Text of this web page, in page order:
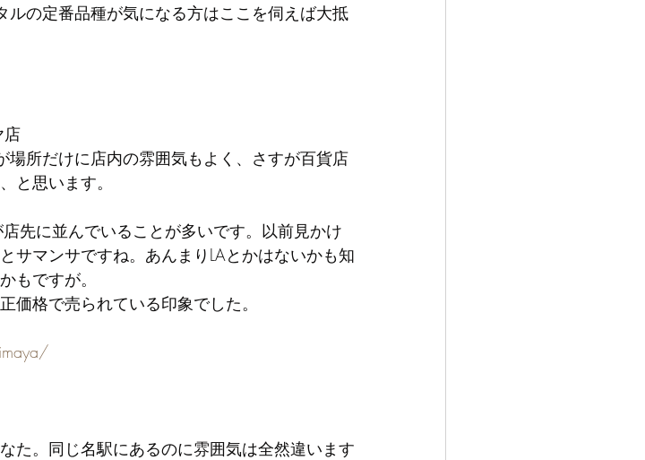
の定番品種が気になる方はここを伺えば大抵
店
所だけに店内の雰囲気もよく、さすが百貨店
と思います。
先に並んでいることが多いです。以前見かけ
サマンサですね。あんまりLAとかはないかも知
もですが。
価格で売られている印象でした。
た。同じ名駅にあるのに雰囲気は全然違います